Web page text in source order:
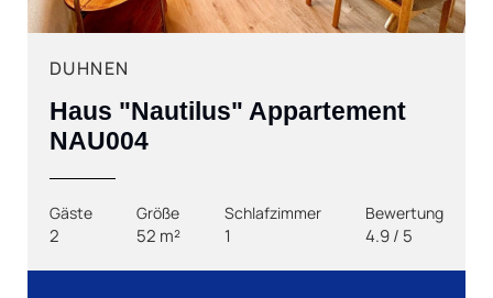
DUHNEN
Haus "Nautilus" Appartement
NAU004
Gäste
2
Größe
52 m²
Schlafzimmer
1
Bewertung
4.9 / 5